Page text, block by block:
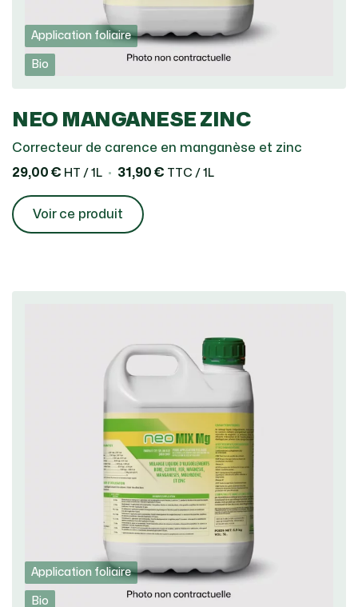
Application foliaire
Bio
NEO MANGANESE ZINC
Correcteur de carence en manganèse et zinc
29,00 € HT / 1L 31,90 € TTC / 1L
Voir ce produit
Application foliaire
Bio